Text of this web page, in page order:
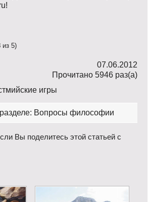
из 5)
07.06.2012
Прочитано 5946 раз(a)
игры
Вопросы философии
Вы поделитесь этой статьей с